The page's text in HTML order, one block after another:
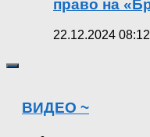
право на
22.12.2024 08:12
ВИДЕО ~